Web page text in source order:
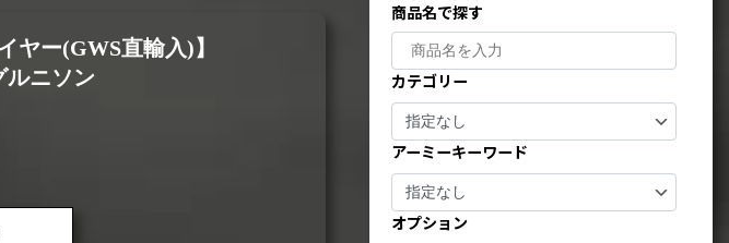
ヤー(GWS直輸入)】
ルニソン
商品名で探す
カテゴリー
アーミーキーワード
オプション